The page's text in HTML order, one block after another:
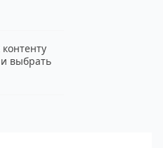
выбрать